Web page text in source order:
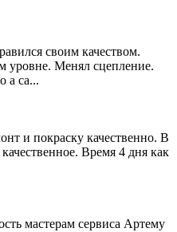
своим качеством.
уровне. Менял сцепление.
а са...
и покраску качественно. В
Время 4 дня как
мастерам сервиса Артему